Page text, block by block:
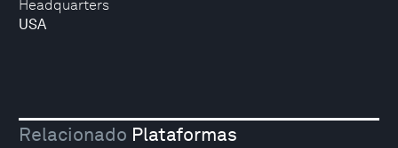
Headquarters
USA
Relacionado Plataformas